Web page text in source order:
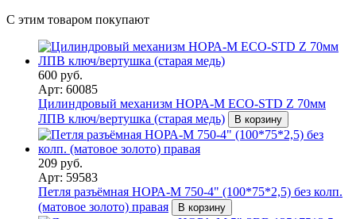
С этим товаром покупают
600 руб.
Арт: 60085
Цилиндровый механизм НОРА-М ЕСО-STD Z 70мм
ЛПВ ключ/вертушка (старая медь)
В корзину
209 руб.
Арт: 59583
Петля разъёмная НОРА-М 750-4" (100*75*2,5) без колп.
(матовое золото) правая
В корзину